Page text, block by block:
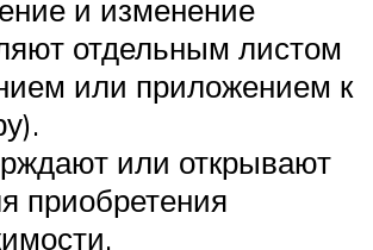
и изменение
отдельным листом
или приложением к
или открывают
приобретения